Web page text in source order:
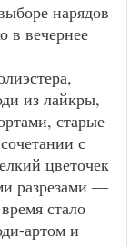
нарядов
в вечернее
из лайкры,
старые
с
цветочек
разрезами —
стало
артом и